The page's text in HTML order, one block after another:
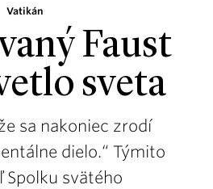
Vatikán
Faust
sveta
sa nakoniec zrodí
dielo.“ Týmito
svätého